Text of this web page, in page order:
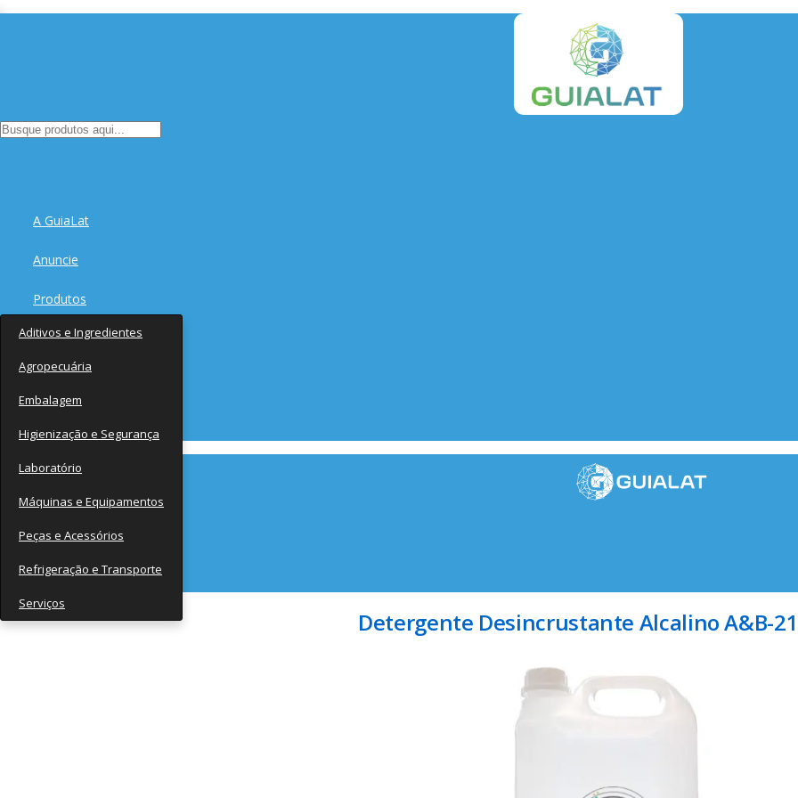
A GuiaLat
Anuncie
Produtos
Aditivos e Ingredientes
Agropecuária
Embalagem
Higienização e Segurança
Laboratório
Máquinas e Equipamentos
Peças e Acessórios
Refrigeração e Transporte
Serviços
Fornecedores
Notícias
Detergente Desincrustante Alcalino A&B-